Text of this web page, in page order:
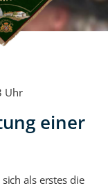
Uhr
einer
als erstes die